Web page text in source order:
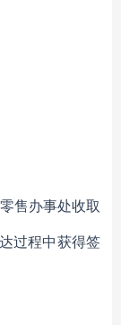
售办事处收取
过程中获得签